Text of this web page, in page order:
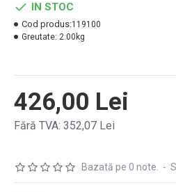
Bazată pe 0 note. -
426,00 Lei
Fără TVA: 352,07 Lei
IN STOC
Cod produs:119100
Greutate: 2.00kg